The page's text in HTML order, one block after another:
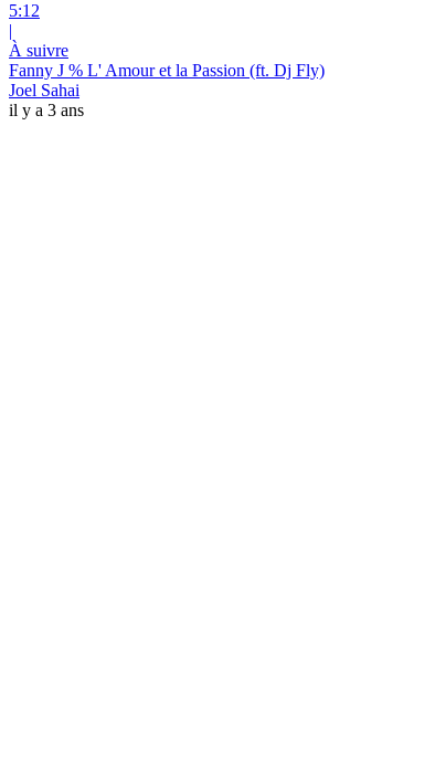
5:12
|
À suivre
Fanny J % L' Amour et la Passion (ft. Dj Fly)
Joel Sahai
il y a 3 ans